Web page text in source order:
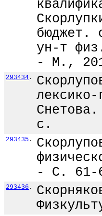
бюджет.
ун-т
- М.,
293434 .
с.
293435 .
- С. 61-
293436 .